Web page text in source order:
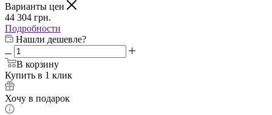
Варианты цен
44 304 грн.
Подробности
Нашли дешевле?
В корзину
Купить в 1 клик
Хочу в подарок